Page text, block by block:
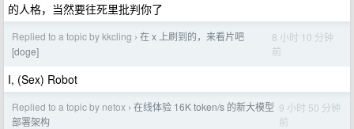
的人格，当然要往死里批判你了
Replied to a topic by kkcling › 在 x 上刷到的，来看片吧
[doge]
8 小时 10 分钟
前
I, (Sex) Robot
Replied to a topic by netox › 在线体验 16K token/s 的新大模型
部署架构
9 小时 50 分钟
前